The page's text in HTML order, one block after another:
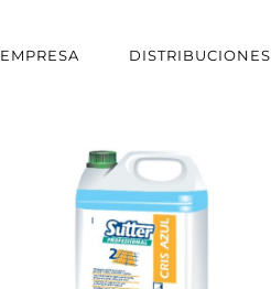
EMPRESA DISTRIBUCIONES